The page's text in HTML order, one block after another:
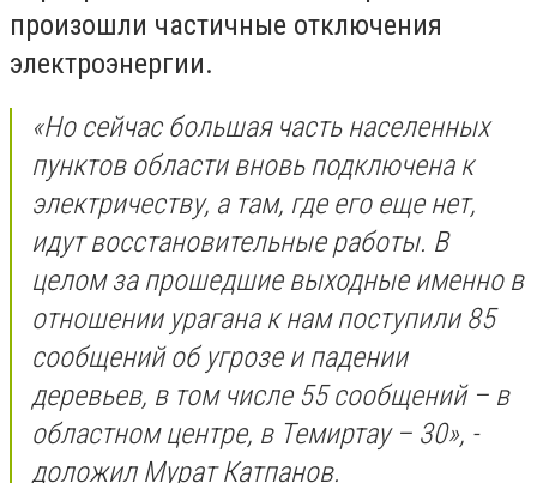
произошли частичные отключения
электроэнергии.
«Но сейчас большая часть населенных
пунктов области вновь подключена к
электричеству, а там, где его еще нет,
идут восстановительные работы. В
целом за прошедшие выходные именно в
отношении урагана к нам поступили 85
сообщений об угрозе и падении
деревьев, в том числе 55 сообщений – в
областном центре, в Темиртау – 30», -
доложил Мурат Катпанов.